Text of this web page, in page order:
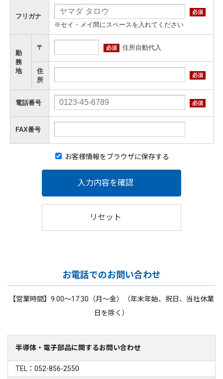
フリガナ
必須
※セイ・メイ間にスペースを入れてください
勤
務
地
〒 必須 住所自動代入
住
所
必須
電話番号 必須
FAX番号
お客様情報をブラウザに保存する
入力内容を確認
リセット
お電話でのお問い合わせ
【営業時間】9:00～17:30（月～金）（年末年始、祝日、当社休業
日を除く）
半導体・電子部品に関するお問い合わせ
TEL：052-856-2550